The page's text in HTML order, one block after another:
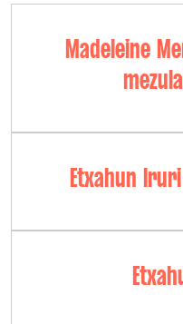
Madeleine
Etxahun